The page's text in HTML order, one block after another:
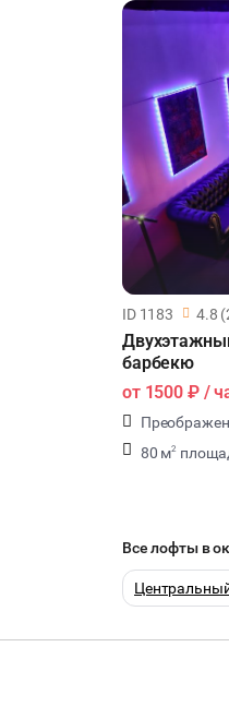
ID 1183 4.8
Двухэтажный
барбекю
от 1500 ₽/
80 м2
Все лофты в